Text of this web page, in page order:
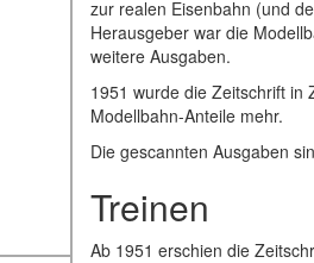
zur realen Eisenbahn (und
Herausgeber war die
weitere Ausgaben.
1951 wurde die Zeitschrift in
Modellbahn-Anteile mehr.
Die gescannten Ausgaben
Treinen
Ab 1951 erschien die